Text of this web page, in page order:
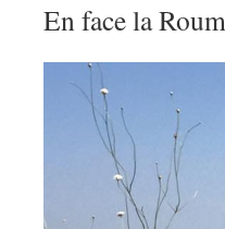
En face la